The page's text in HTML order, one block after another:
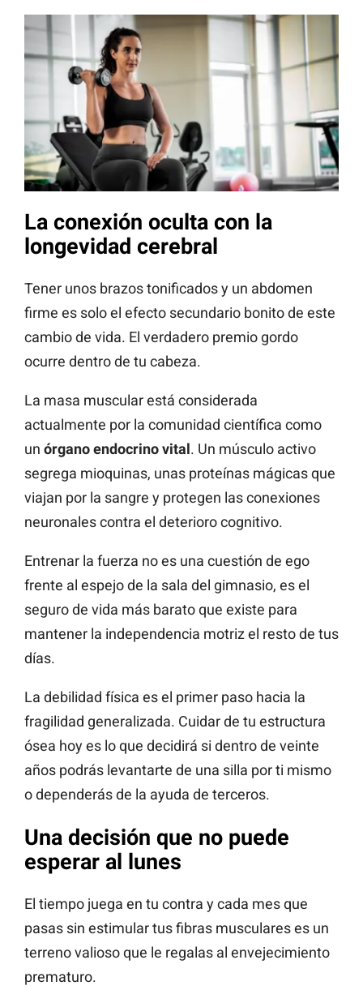
La conexión oculta con la
longevidad cerebral
Tener unos brazos tonificados y un abdomen
firme es solo el efecto secundario bonito de este
cambio de vida. El verdadero premio gordo
ocurre dentro de tu cabeza.
La masa muscular está considerada
actualmente por la comunidad científica como
un órgano endocrino vital. Un músculo activo
segrega mioquinas, unas proteínas mágicas que
viajan por la sangre y protegen las conexiones
neuronales contra el deterioro cognitivo.
Entrenar la fuerza no es una cuestión de ego
frente al espejo de la sala del gimnasio, es el
seguro de vida más barato que existe para
mantener la independencia motriz el resto de tus
días.
La debilidad física es el primer paso hacia la
fragilidad generalizada. Cuidar de tu estructura
ósea hoy es lo que decidirá si dentro de veinte
años podrás levantarte de una silla por ti mismo
o dependerás de la ayuda de terceros.
Una decisión que no puede
esperar al lunes
El tiempo juega en tu contra y cada mes que
pasas sin estimular tus fibras musculares es un
terreno valioso que le regalas al envejecimiento
prematuro.